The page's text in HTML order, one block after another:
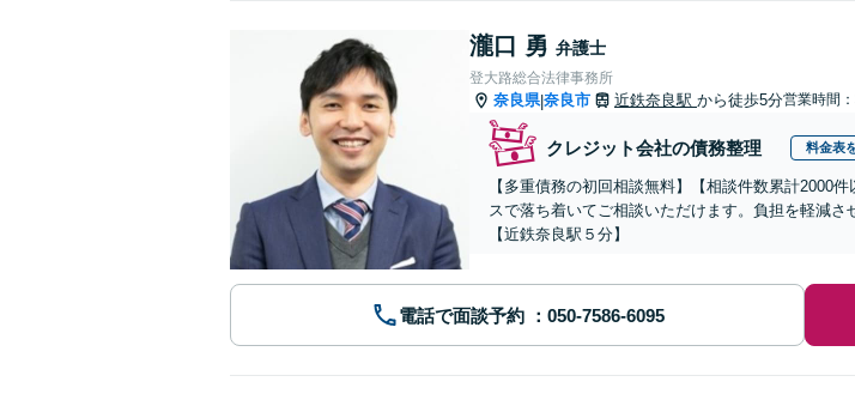
瀧口 勇 弁護士
登大路総合法律事務所
奈良県|奈良市 近鉄奈良駅 から徒歩5分営業時間
クレジット会社の債務整理 料金表
【多重債務の初回相談無料】【相談件数累計2000
スで落ち着いてご相談いただけます。負担を軽減
【近鉄奈良駅５分】
電話で面談予約